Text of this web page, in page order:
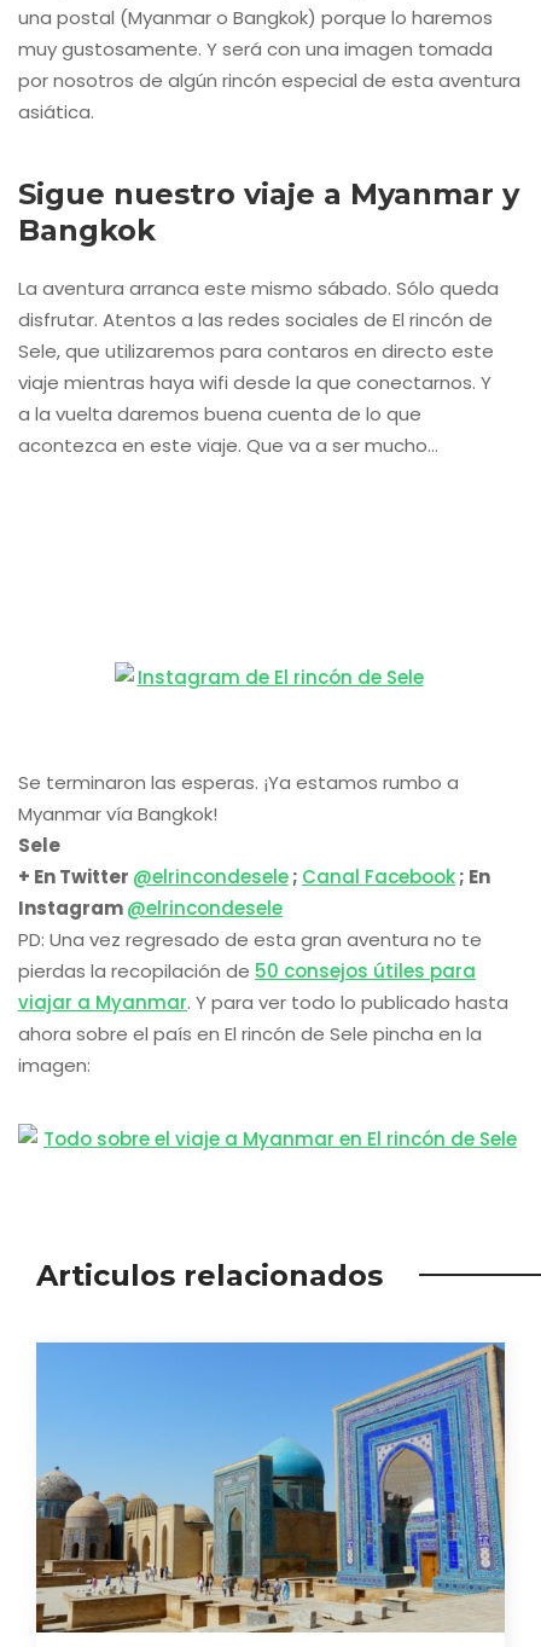
una postal (Myanmar o Bangkok) porque lo haremos
muy gustosamente. Y será con una imagen tomada
por nosotros de algún rincón especial de esta aventura
asiática.
Sigue nuestro viaje a Myanmar y
Bangkok
La aventura arranca este mismo sábado. Sólo queda
disfrutar. Atentos a las redes sociales de El rincón de
Sele, que utilizaremos para contaros en directo este
viaje mientras haya wifi desde la que conectarnos. Y
a la vuelta daremos buena cuenta de lo que
acontezca en este viaje. Que va a ser mucho…
Se terminaron las esperas. ¡Ya estamos rumbo a
Myanmar vía Bangkok!
Sele
+ En Twitter @elrincondesele; Canal Facebook; En
Instagram@elrincondesele
PD: Una vez regresado de esta gran aventura no te
pierdas la recopilación de 50 consejos útiles para
viajar a Myanmar. Y para ver todo lo publicado hasta
ahora sobre el país en El rincón de Sele pincha en la
imagen:
Articulos relacionados